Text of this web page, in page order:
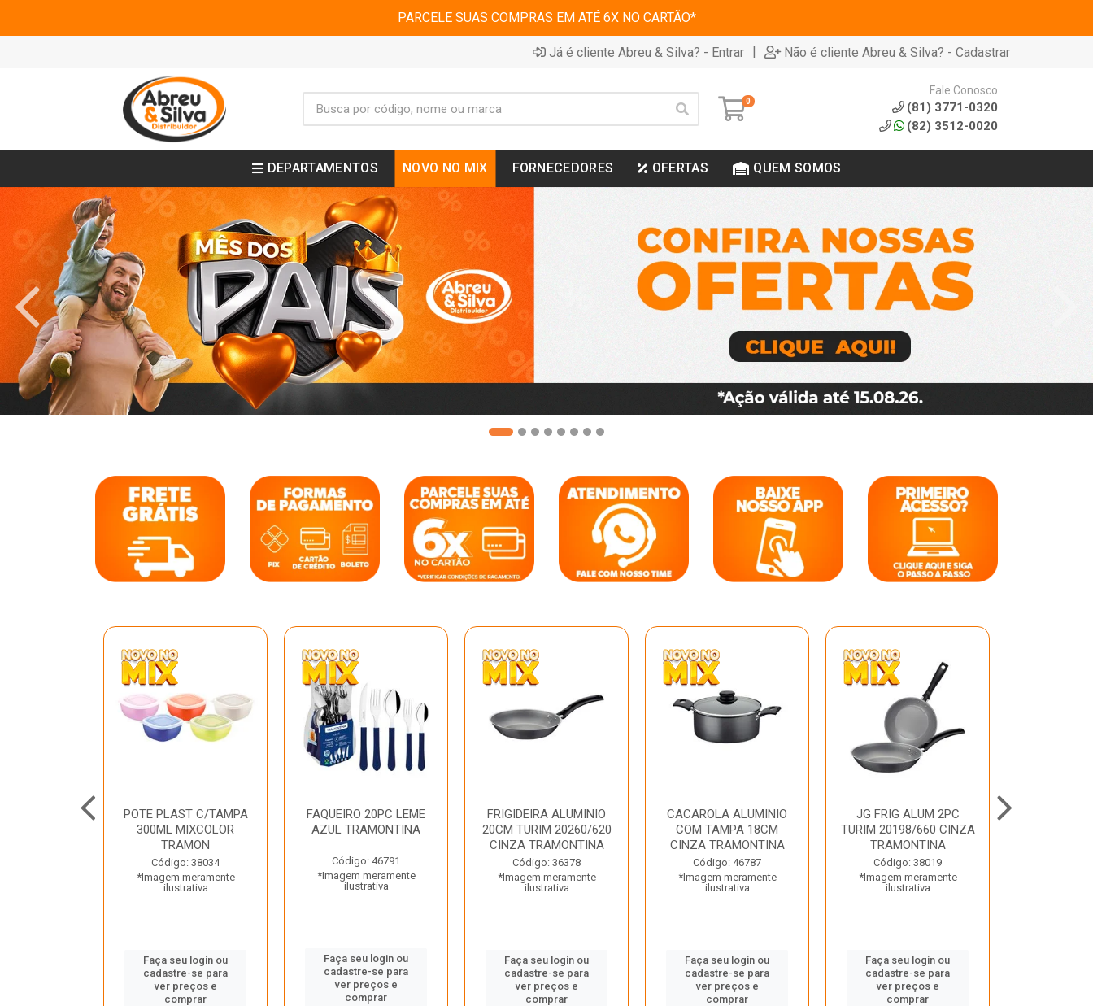
PARCELE SUAS COMPRAS EM ATÉ 6X NO CARTÃO*
Já é cliente Abreu & Silva? - Entrar | Não é cliente Abreu & Silva? - Cadastrar
0
Fale Conosco
(81) 3771-0320
(82) 3512-0020
DEPARTAMENTOS NOVO NO MIX FORNECEDORES OFERTAS QUEM SOMOS
POTE PLAST C/TAMPA
300ML MIXCOLOR
TRAMON
Código: 38034
*Imagem meramente
ilustrativa
Faça seu login ou
cadastre-se para
ver preços e
comprar
FAQUEIRO 20PC LEME
AZUL TRAMONTINA
Código: 46791
*Imagem meramente
ilustrativa
Faça seu login ou
cadastre-se para
ver preços e
comprar
FRIGIDEIRA ALUMINIO
20CM TURIM 20260/620
CINZA TRAMONTINA
Código: 36378
*Imagem meramente
ilustrativa
Faça seu login ou
cadastre-se para
ver preços e
comprar
CACAROLA ALUMINIO
COM TAMPA 18CM
CINZA TRAMONTINA
Código: 46787
*Imagem meramente
ilustrativa
Faça seu login ou
cadastre-se para
ver preços e
comprar
JG FRIG ALUM 2PC
TURIM 20198/660 CINZA
TRAMONTINA
Código: 38019
*Imagem meramente
ilustrativa
Faça seu login ou
cadastre-se para
ver preços e
comprar